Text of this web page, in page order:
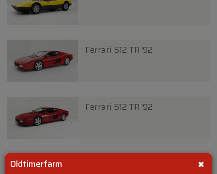
Ferrari 512 TR '92
Ferrari 512 TR '92
×
Oldtimerfarm